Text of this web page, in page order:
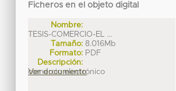
Ficheros en el objeto digital
Nombre:
TESIS-COMERCIO-EL ...
Tamaño: 8.016Mb
Formato: PDF
Descripción:
comercio electrónico
Ver documento